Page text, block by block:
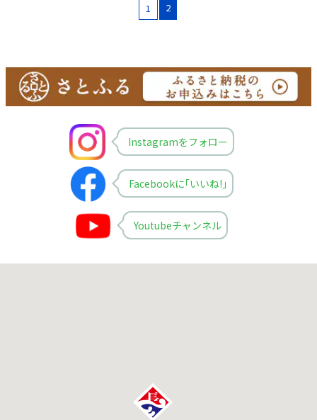
1 2
Instagramをフォロー
Facebookに｢いいね!｣
Youtubeチャンネル